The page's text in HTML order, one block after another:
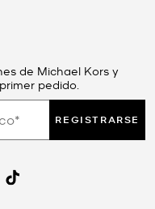
de Michael Kors y
pedido.
REGISTRARSE